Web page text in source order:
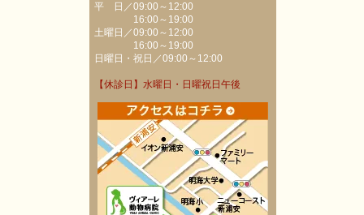
平 日／09:00～12:00
16:00～19:00
土曜日／09:00～12:00
16:00～19:00
日曜日・祝日／09:00～12:00
【休診日】水曜日・日曜祝日午後